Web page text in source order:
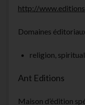
http://
Domaines
religion,
Ant Editions
Maison d’édition